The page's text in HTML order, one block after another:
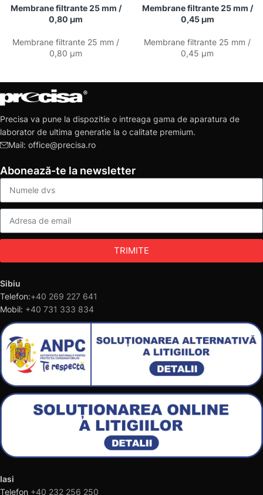
Membrane filtrante 25 mm /
0,80 µm
Membrane filtrante 25 mm /
0,80 µm
Membrane filtrante 25 mm /
0,45 µm
Membrane filtrante 25 mm /
0,45 µm
Precisa va pune la dispozitie o intreaga gama de aparatura de
laborator de ultima generatie la o calitate premium.
Mail: office@precisa.ro
Abonează-te la newsletter
TRIMITE
Sibiu
Telefon:+40 269 227 641
Mobil: +40 731 333 834
Iasi
Telefon +40 232 256 250